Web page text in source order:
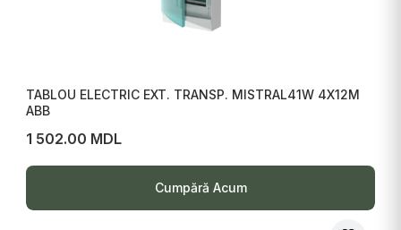
TABLOU ELECTRIC EXT. TRANSP. MISTRAL41W 4X12M
ABB
1 502.00 MDL
Cumpără Acum